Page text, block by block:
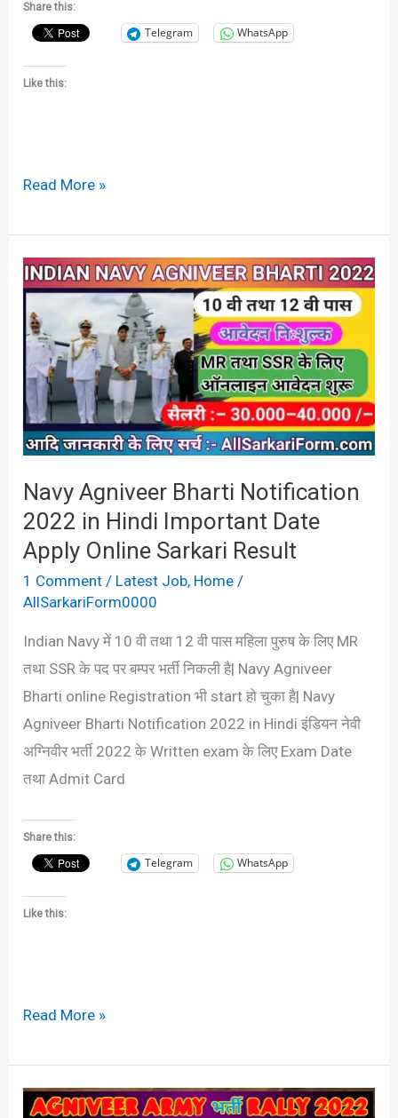
Share this:
Telegram WhatsApp
Like this:
Read More »
Navy Agniveer Bharti Notification
2022 in Hindi Important Date
Apply Online Sarkari Result
1 Comment / Latest Job, Home /
AllSarkariForm0000
Indian Navy में 10 वी तथा 12 वी पास महिला पुरुष के लिए MR
तथा SSR के पद पर बम्पर भर्ती निकली है| Navy Agniveer
Bharti online Registration भी start हो चुका है| Navy
Agniveer Bharti Notification 2022 in Hindi इंडियन नेवी
अग्निवीर भर्ती 2022 के Written exam के लिए Exam Date
तथा Admit Card
Share this:
Telegram WhatsApp
Like this:
Navy
Agniveer
Bharti
Notification
2022
in
Hindi
Date
Apply
Online
Sarkari
Result
Read More »
Indian